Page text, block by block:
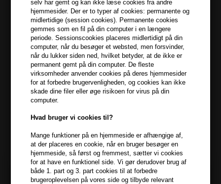
selv har gemt og kan ikke læse cookies fra andre
hjemmesider. Der er to typer af cookies: permanente og
midlertidige (session cookies). Permanente cookies
gemmes som en fil på din computer i en længere
periode. Sessionscookies placeres midlertidigt på din
computer, når du besøger et websted, men forsvinder,
når du lukker siden ned, hvilket betyder, at de ikke er
permanent gemt på din computer. De fleste
virksomheder anvender cookies på deres hjemmesider
for at forbedre brugervenligheden, og cookies kan ikke
skade dine filer eller øge risikoen for virus på din
computer.
Hvad bruger vi cookies til?
Mange funktioner på en hjemmeside er afhængige af,
at der placeres en cookie, når en bruger besøger en
hjemmeside, så først og fremmest, sætter vi cookies
for at have en funktionel side. Vi gør derudover brug af
både 1. part og 3. part cookies til at forbedre
brugeroplevelsen på vores side og tilbyde relevant
Beskrivelse Anmeldelser Fabrikant
Kevin Murphy Killer.Twirls Nourishing Curl Refining Air-dry Creme
er en Leave-in stylingcreme, der hjælper med at definere, mens
håret holdes fugtet og beskyttet mod fugt og tilføjer glans.
Egenskaber
Kevin Murphy Killer.Twirls definerer, forstærker og og giver tekstur
til naturligt krøllet eller permanentet hår.
- Giver fugt og pleje
- Giver tekstur
- Glans
- Forstærker og definerer krøller i både naturlige og
permanentede krøller